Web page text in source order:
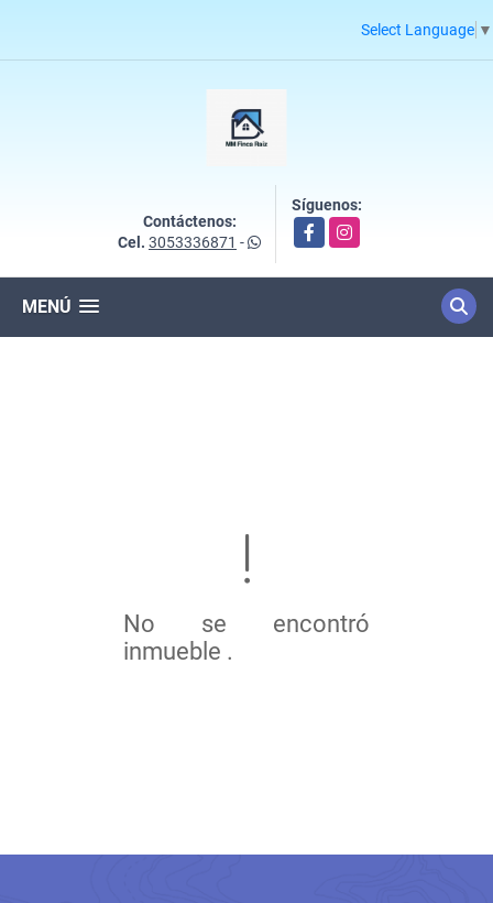
Select Language ▼
Contáctenos:
Cel. 3053336871 -
Síguenos:
FacebookInstagram
MENÚ
No se encontró
inmueble .